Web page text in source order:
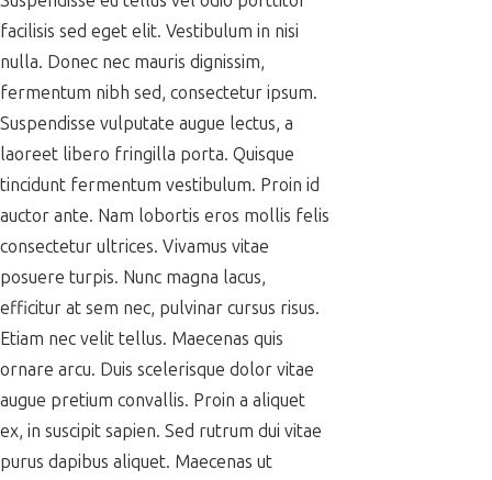
facilisis sed eget elit. Vestibulum in nisi
nulla. Donec nec mauris dignissim,
fermentum nibh sed, consectetur ipsum.
Suspendisse vulputate augue lectus, a
laoreet libero fringilla porta. Quisque
tincidunt fermentum vestibulum. Proin id
auctor ante. Nam lobortis eros mollis felis
consectetur ultrices. Vivamus vitae
posuere turpis. Nunc magna lacus,
efficitur at sem nec, pulvinar cursus risus.
Etiam nec velit tellus. Maecenas quis
ornare arcu. Duis scelerisque dolor vitae
augue pretium convallis. Proin a aliquet
ex, in suscipit sapien. Sed rutrum dui vitae
purus dapibus aliquet. Maecenas ut